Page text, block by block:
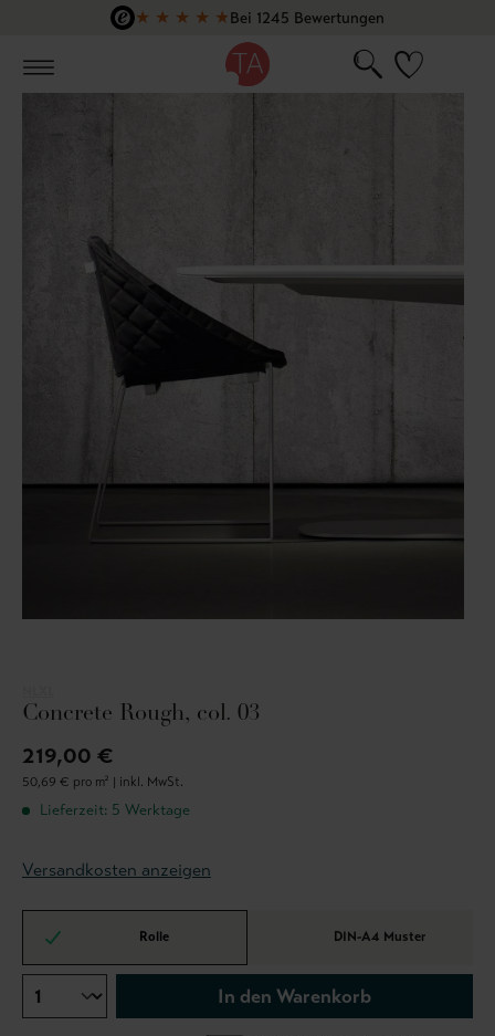
Zum Hauptinhalt springen
★ ★ ★ ★ ★Bei 1245 Bewertungen
Concrete Rough, col. 03
219,00 €
50,69 € pro m² | inkl. MwSt.
Lieferzeit: 5 Werktage
Versandkosten anzeigen
Rolle DIN-A4 Muster
In den Warenkorb